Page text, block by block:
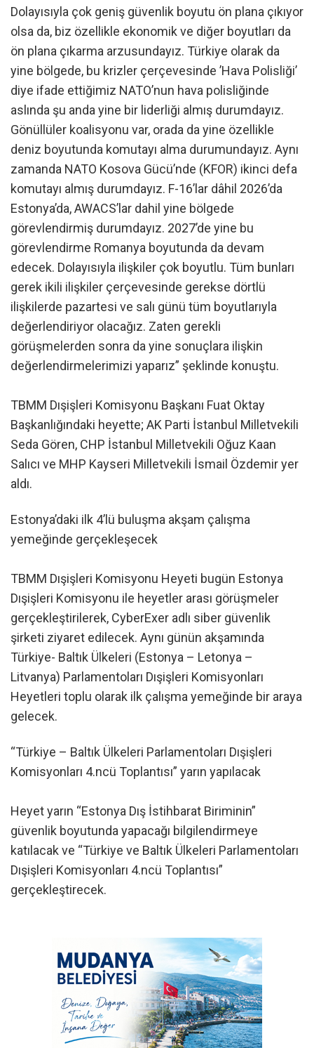
Dolayısıyla çok geniş güvenlik boyutu ön plana çıkıyor
olsa da, biz özellikle ekonomik ve diğer boyutları da
ön plana çıkarma arzusundayız. Türkiye olarak da
yine bölgede, bu krizler çerçevesinde ’Hava Polisliği’
diye ifade ettiğimiz NATO’nun hava polisliğinde
aslında şu anda yine bir liderliği almış durumdayız.
Gönüllüler koalisyonu var, orada da yine özellikle
deniz boyutunda komutayı alma durumundayız. Aynı
zamanda NATO Kosova Gücü’nde (KFOR) ikinci defa
komutayı almış durumdayız. F-16’lar dâhil 2026’da
Estonya’da, AWACS’lar dahil yine bölgede
görevlendirmiş durumdayız. 2027’de yine bu
görevlendirme Romanya boyutunda da devam
edecek. Dolayısıyla ilişkiler çok boyutlu. Tüm bunları
gerek ikili ilişkiler çerçevesinde gerekse dörtlü
ilişkilerde pazartesi ve salı günü tüm boyutlarıyla
değerlendiriyor olacağız. Zaten gerekli
görüşmelerden sonra da yine sonuçlara ilişkin
değerlendirmelerimizi yaparız” şeklinde konuştu.
TBMM Dışişleri Komisyonu Başkanı Fuat Oktay
Başkanlığındaki heyette; AK Parti İstanbul Milletvekili
Seda Gören, CHP İstanbul Milletvekili Oğuz Kaan
Salıcı ve MHP Kayseri Milletvekili İsmail Özdemir yer
aldı.
Estonya’daki ilk 4’lü buluşma akşam çalışma
yemeğinde gerçekleşecek
TBMM Dışişleri Komisyonu Heyeti bugün Estonya
Dışişleri Komisyonu ile heyetler arası görüşmeler
gerçekleştirilerek, CyberExer adlı siber güvenlik
şirketi ziyaret edilecek. Aynı günün akşamında
Türkiye- Baltık Ülkeleri (Estonya – Letonya –
Litvanya) Parlamentoları Dışişleri Komisyonları
Heyetleri toplu olarak ilk çalışma yemeğinde bir araya
gelecek.
“Türkiye – Baltık Ülkeleri Parlamentoları Dışişleri
Komisyonları 4.ncü Toplantısı” yarın yapılacak
Heyet yarın “Estonya Dış İstihbarat Biriminin”
güvenlik boyutunda yapacağı bilgilendirmeye
katılacak ve “Türkiye ve Baltık Ülkeleri Parlamentoları
Dışişleri Komisyonları 4.ncü Toplantısı”
gerçekleştirecek.